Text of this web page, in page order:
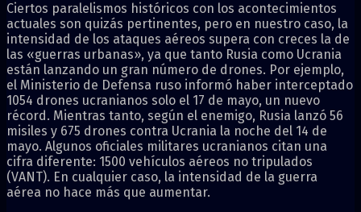
Ciertos paralelismos históricos con los acontecimientos
actuales son quizás pertinentes, pero en nuestro caso, la
intensidad de los ataques aéreos supera con creces la de
las «guerras urbanas», ya que tanto Rusia como Ucrania
están lanzando un gran número de drones. Por ejemplo,
el Ministerio de Defensa ruso informó haber interceptado
1054 drones ucranianos solo el 17 de mayo, un nuevo
récord. Mientras tanto, según el enemigo, Rusia lanzó 56
misiles y 675 drones contra Ucrania la noche del 14 de
mayo. Algunos oficiales militares ucranianos citan una
cifra diferente: 1500 vehículos aéreos no tripulados
(VANT). En cualquier caso, la intensidad de la guerra
aérea no hace más que aumentar.